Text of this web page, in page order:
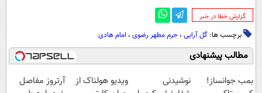
‌گزارش خطا در خبر
برچسب ها: گل آرایی ، حرم مطهر رضوی ، امام هادی
مطالب پیشنهادی
بمب جوانساز!
نوشیدنی
ویدیو هولناک از
آرتروز مفاصل